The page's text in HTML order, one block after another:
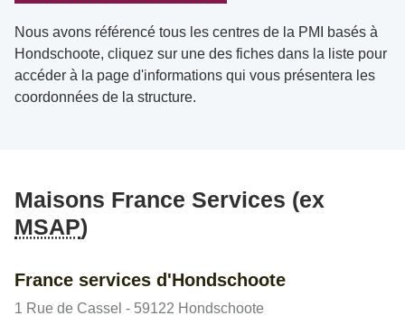
Nous avons référencé tous les centres de la PMI basés à
Hondschoote, cliquez sur une des fiches dans la liste pour
accéder à la page d'informations qui vous présentera les
coordonnées de la structure.
Maisons France Services (ex
MSAP)
France services d'Hondschoote
1 Rue de Cassel - 59122 Hondschoote